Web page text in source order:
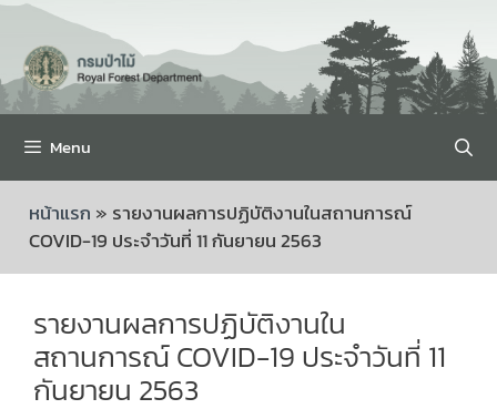
Menu
หน้าแรก » รายงานผลการปฏิบัติงานในสถานการณ์
COVID-19 ประจำวันที่ 11 กันยายน 2563
รายงานผลการปฏิบัติงานใน
สถานการณ์ COVID-19 ประจำวันที่ 11
กันยายน 2563